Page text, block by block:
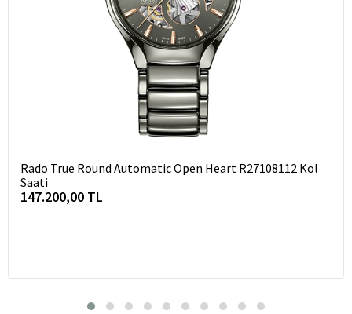
Rado True Round Automatic Open Heart R27108112 Kol
Saati
147.200,00 TL